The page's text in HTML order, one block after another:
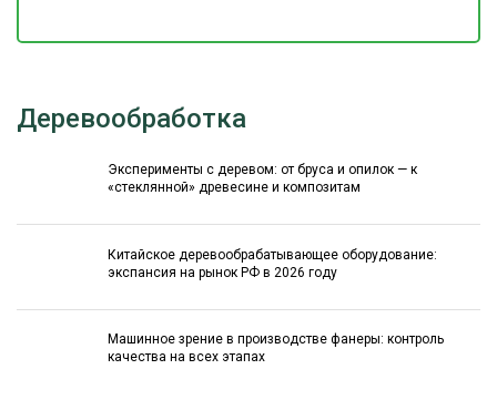
Деревообработка
Эксперименты с деревом: от бруса и опилок — к
«стеклянной» древесине и композитам
Китайское деревообрабатывающее оборудование:
экспансия на рынок РФ в 2026 году
Машинное зрение в производстве фанеры: контроль
качества на всех этапах